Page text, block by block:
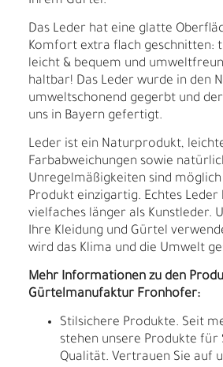
Das Leder hat eine glatte
Komfort extra flach geschnitten:
leicht & bequem und
haltbar! Das Leder wurde in den
umweltschonend gegerbt und
uns in Bayern gefertigt.
Leder ist ein Naturprodukt,
Farbabweichungen sowie
Unregelmäßigkeiten sind
Produkt einzigartig. Echtes Leder
vielfaches länger als Kunstleder.
Ihre Kleidung und Gürtel
wird das Klima und die Umwelt
Mehr Informationen zu den
Gürtelmanufaktur Fronhofer:
Stilsichere Produkte. Seit
stehen unsere Produkte für
Qualität. Vertrauen Sie auf